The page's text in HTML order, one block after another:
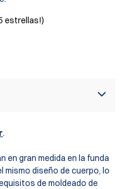
estrellas!)
.
en gran medida en la funda
mismo diseño de cuerpo, lo
de moldeado de